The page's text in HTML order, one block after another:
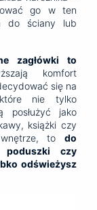
go w ten
do ściany lub
zagłówki to
komfort
się na
które nie tylko
posłużyć jako
książki czy
to do
poduszki czy
odświeżysz